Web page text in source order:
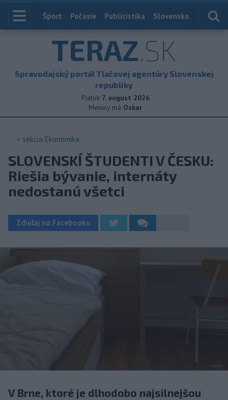
Index
Šport Počasie Publicistika Slovensko
TERAZ.SK
Spravodajský portál Tlačovej agentúry Slovenskej
republiky
Piatok 7. august 2026
Meniny má Oskar
< sekcia Ekonomika
SLOVENSKÍ ŠTUDENTI V ČESKU:
Riešia bývanie, internáty
nedostanú všetci
Zdieľaj na Facebooku
V Brne, ktoré je dlhodobo najsilnejšou